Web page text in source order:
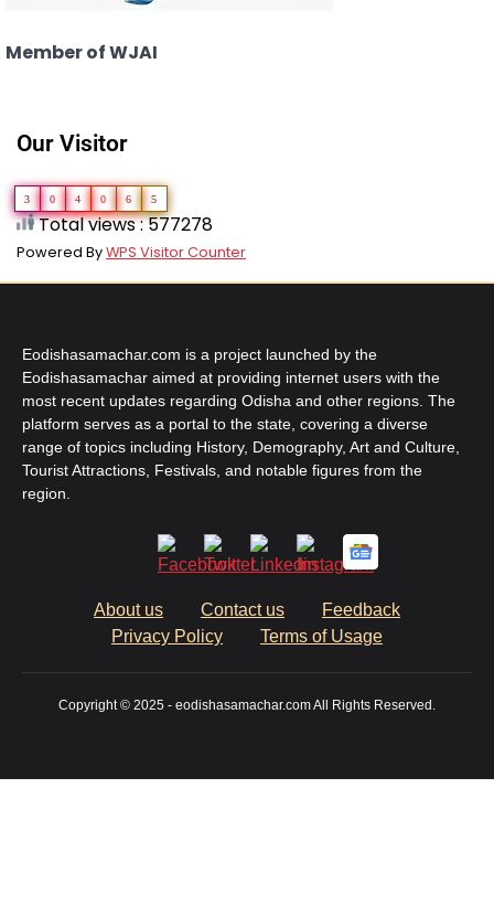
Member of WJAI
Our Visitor
3 0 4 0 6 5
Total views : 577278
Powered ByWPS Visitor Counter
Eodishasamachar.com is a project launched by the
Eodishasamachar aimed at providing internet users with the
most recent updates regarding Odisha and other regions. The
platform serves as a portal to the state, covering a diverse
range of topics including History, Demography, Art and Culture,
Tourist Attractions, Festivals, and notable figures from the
region.
About us Contact us
Feedback
Privacy Policy
Terms of Usage
Copyright © 2025 - eodishasamachar.com All Rights Reserved.